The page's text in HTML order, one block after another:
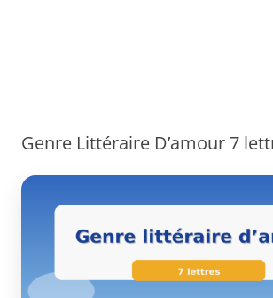
Genre Littéraire D’amour 7